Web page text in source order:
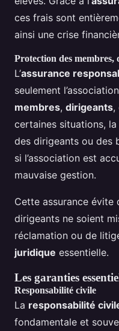
ces frais sont
ainsi une crise
Protection des membres,
L’assurance
seulement
membres, dirigeants,
certaines situations, la
des dirigeants ou des
si l’association est
mauvaise gestion.
Cette assurance évite
dirigeants ne soient
réclamation ou de
juridique essentielle.
Les garanties
Responsabilité civile
La responsabilité
fondamentale et